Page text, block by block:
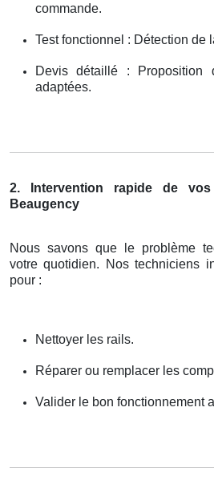
commande.
Test fonctionnel : Détection de
Devis détaillé : Proposition
adaptées.
2. Intervention rapide de
Beaugency
Nous savons que le problème
votre quotidien. Nos techniciens
pour :
Nettoyer les rails.
Réparer ou remplacer les
Valider le bon fonctionnement